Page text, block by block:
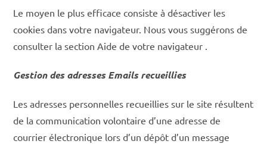
Le moyen le plus efficace consiste à désactiver les
cookies dans votre navigateur. Nous vous suggérons de
consulter la section Aide de votre navigateur .
Gestion des adresses Emails recueillies
Les adresses personnelles recueillies sur le site résultent
de la communication volontaire d’une adresse de
courrier électronique lors d’un dépôt d’un message